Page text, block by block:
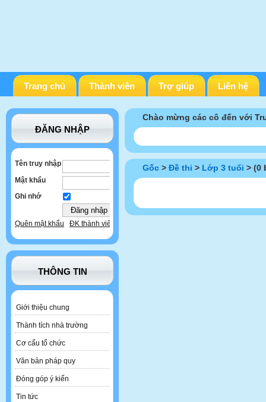
Trang chủ Thành viên Trợ giúp Liên hệ
ĐĂNG NHẬP
Tên truy nhập
Mật khẩu
Ghi nhớ
Quên mật khẩu ĐK thành viên
THÔNG TIN
Giới thiệu chung
Thành tích nhà trường
Cơ cấu tổ chức
Văn bản pháp quy
Đóng góp ý kiến
Tin tức
Chào mừng các cô đến với
Gốc > Đề thi > Lớp 3 tuổi > (0